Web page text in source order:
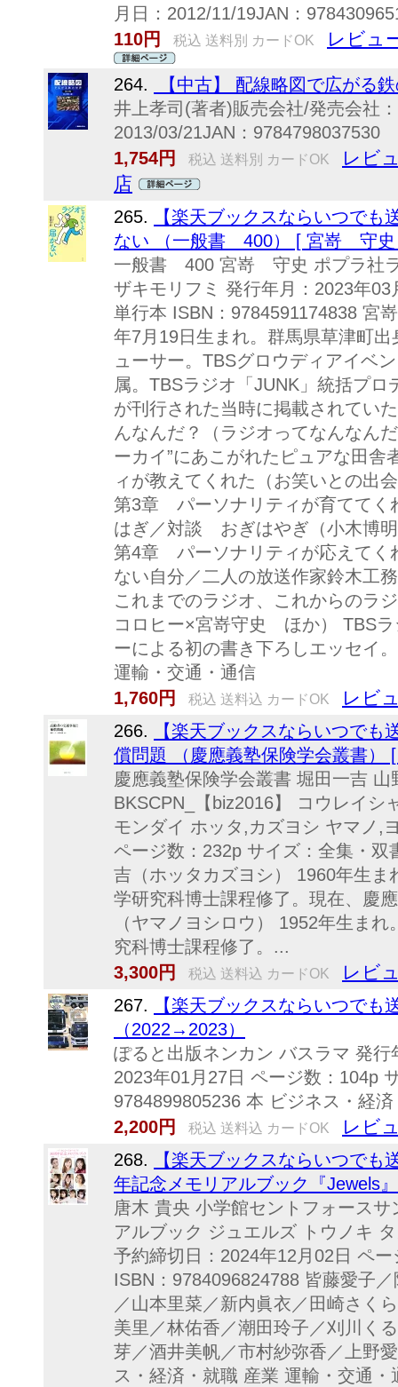
月日：2012/11/19JAN：
110円
税込 送料別 カードOK レビュ
264.
【中古】 配線略図で広がる
井上孝司(著者)販売会社/発売会社
2013/03/21JAN：9784798037530
1,754円
税込 送料別 カードOK
レビ
店
265.
【楽天ブックスならいつで
ない （一般書 400） [ 宮嵜 守
一般書 400 宮嵜 守史 ポプラ社
ザキモリフミ 発行年月：2023年
単行本 ISBN：9784591174838 宮
年7月19日生まれ。群馬県草津町
ューサー。TBSグロウディアイベ
属。TBSラジオ「JUNK」統括プ
が刊行された当時に掲載されてい
んなんだ？（ラジオってなんなん
ーカイ”にあこがれたピュアな田
ィが教えてくれた（お笑いとの
第3章 パーソナリティが育ててく
はぎ／対談 おぎはやぎ（小木博
第4章 パーソナリティが応えてく
ない自分／二人の放送作家鈴木
これまでのラジオ、これからのラ
コロヒー×宮嵜守史 ほか） TBS
ーによる初の書き下ろしエッセイ
運輸・交通・通信
1,760円
税込 送料込 カードOK レビ
266.
【楽天ブックスならいつで
償問題 （慶應義塾保険学会叢書）
慶應義塾保険学会叢書 堀田一吉
BKSCPN_【biz2016】 コウレイシ
モンダイ ホッタ,カズヨシ ヤマノ,
ページ数：232p サイズ：全集・
吉（ホッタカズヨシ） 1960年生
学研究科博士課程修了。現在、慶
（ヤマノヨシロウ） 1952年生ま
究科博士課程修了。...
3,300円
税込 送料込 カードOK レビ
267.
【楽天ブックスならいつでも
（2022→2023）
ぽると出版ネンカン バスラマ 発
2023年01月27日 ページ数：104p
9784899805236 本 ビジネス・経
2,200円
税込 送料込 カードOK レビ
268.
【楽天ブックスならいつで
年記念メモリアルブック『Jewels
唐木 貴央 小学館セントフォース
アルブック ジュエルズ トウノキ
予約締切日：2024年12月02日 ペ
ISBN：9784096824788 皆藤愛子
／山本里菜／新内眞衣／田崎さく
美里／林佑香／潮田玲子／刈川く
芽／酒井美帆／市村紗弥香／上野
ス・経済・就職 産業 運輸・交通・